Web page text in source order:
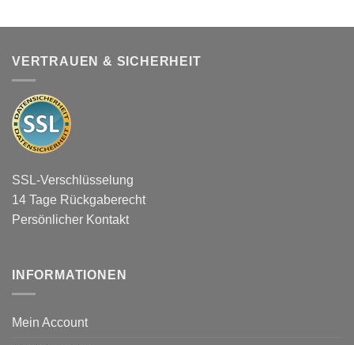
VERTRAUEN & SICHERHEIT
SSL-Verschlüsselung
14 Tage Rückgaberecht
Persönlicher Kontakt
INFORMATIONEN
Mein Account